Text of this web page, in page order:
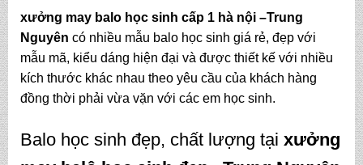
xưởng may balo học sinh cấp 1 hà nội –Trung
Nguyên có nhiều mẫu balo học sinh giá rẻ, đẹp với
mẫu mã, kiểu dáng hiện đại và được thiết kế với nhiều
kích thước khác nhau theo yêu cầu của khách hàng
đồng thời phải vừa vặn với các em học sinh.
Balo học sinh đẹp, chất lượng tại xưởng